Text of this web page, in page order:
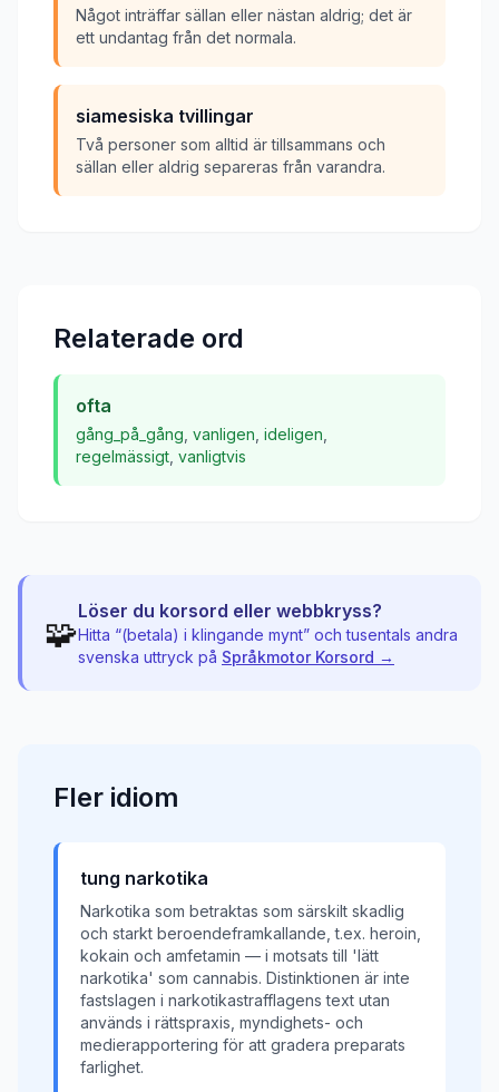
Något inträffar sällan eller nästan aldrig; det är
ett undantag från det normala.
siamesiska tvillingar
Två personer som alltid är tillsammans och
sällan eller aldrig separeras från varandra.
Relaterade ord
ofta
gång_på_gång vanligen ideligen
regelmässigt vanligtvis
🧩
Löser du korsord eller webbkryss?
Hitta “(betala) i klingande mynt” och tusentals andra
svenska uttryck på Språkmotor Korsord →
Fler idiom
tung narkotika
Narkotika som betraktas som särskilt skadlig
och starkt beroendeframkallande, t.ex. heroin,
kokain och amfetamin — i motsats till 'lätt
narkotika' som cannabis. Distinktionen är inte
fastslagen i narkotikastrafflagens text utan
används i rättspraxis, myndighets- och
medierapportering för att gradera preparats
farlighet.